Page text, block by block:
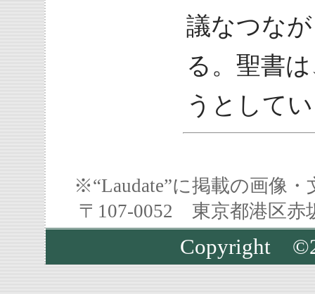
議なつな
る。聖書
うとして
※“Laudate”に掲載の画像
〒107-0052 東京都港区
Copyright